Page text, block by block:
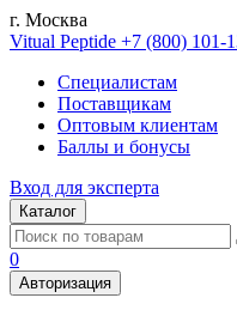
г. Москва
Vitual Peptide +7 (800) 101-
Специалистам
Поставщикам
Оптовым клиентам
Баллы и бонусы
Вход для эксперта
Каталог
0
Авторизация